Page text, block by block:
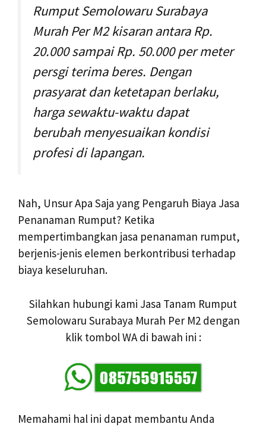
Rumput Semolowaru Surabaya
Murah Per M2 kisaran antara Rp.
20.000 sampai Rp. 50.000 per meter
persgi terima beres. Dengan
prasyarat dan ketetapan berlaku,
harga sewaktu-waktu dapat
berubah menyesuaikan kondisi
profesi di lapangan.
Nah, Unsur Apa Saja yang Pengaruh Biaya Jasa
Penanaman Rumput? Ketika
mempertimbangkan jasa penanaman rumput,
berjenis-jenis elemen berkontribusi terhadap
biaya keseluruhan.
Silahkan hubungi kami Jasa Tanam Rumput
Semolowaru Surabaya Murah Per M2 dengan
klik tombol WA di bawah ini :
Memahami hal ini dapat membantu Anda